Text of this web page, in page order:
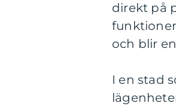
direkt på
och blir
I en stad